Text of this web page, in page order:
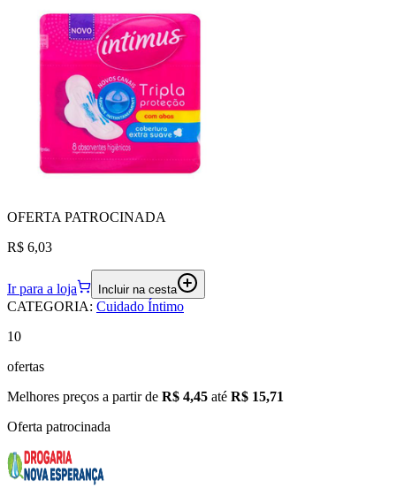
OFERTA PATROCINADA
R$ 6,03
Ir para a loja Incluir na cesta
CATEGORIA: Cuidado Íntimo
10
ofertas
Melhores preços a partir de R$ 4,45 até R$ 15,71
Oferta patrocinada